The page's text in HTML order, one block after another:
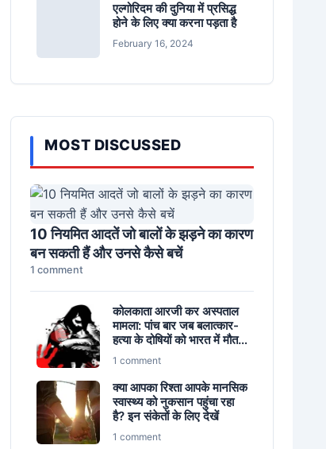
एल्गोरिदम की दुनिया में प्रसिद्ध
होने के लिए क्या करना पड़ता है
February 16, 2024
MOST DISCUSSED
10 नियमित आदतें जो बालों के झड़ने का कारण
बन सकती हैं और उनसे कैसे बचें
1 comment
कोलकाता आरजी कर अस्पताल
मामला: पांच बार जब बलात्कार-
हत्या के दोषियों को भारत में मौत
की सजा मिली
1 comment
क्या आपका रिश्ता आपके मानसिक
स्वास्थ्य को नुकसान पहुंचा रहा
है? इन संकेतों के लिए देखें
1 comment